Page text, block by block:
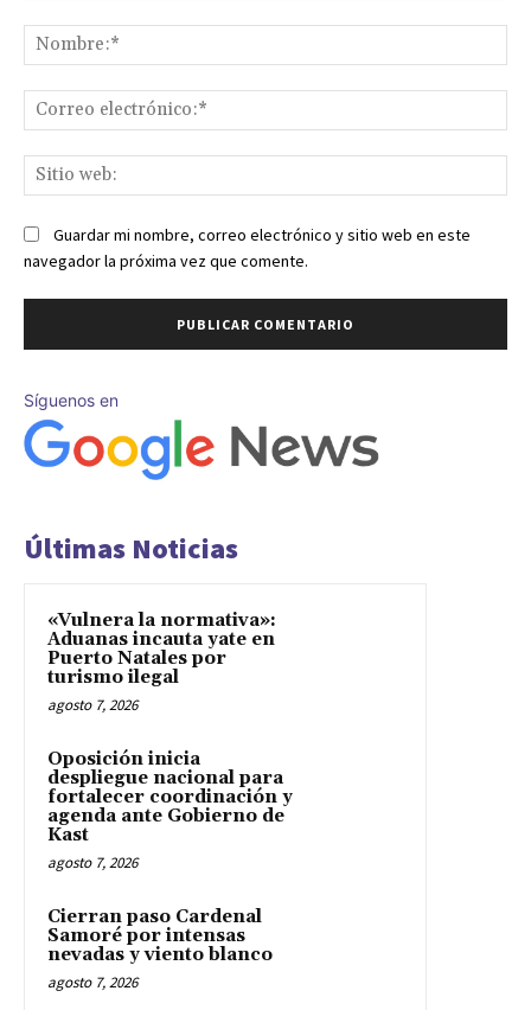
Guardar mi nombre, correo electrónico y sitio web en este
navegador la próxima vez que comente.
Síguenos en
Últimas Noticias
«Vulnera la normativa»:
Aduanas incauta yate en
Puerto Natales por
turismo ilegal
agosto 7, 2026
Oposición inicia
despliegue nacional para
fortalecer coordinación y
agenda ante Gobierno de
Kast
agosto 7, 2026
Cierran paso Cardenal
Samoré por intensas
nevadas y viento blanco
agosto 7, 2026